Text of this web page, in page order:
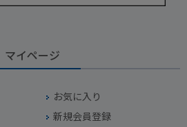
マイページ
お気に入り
新規会員登録